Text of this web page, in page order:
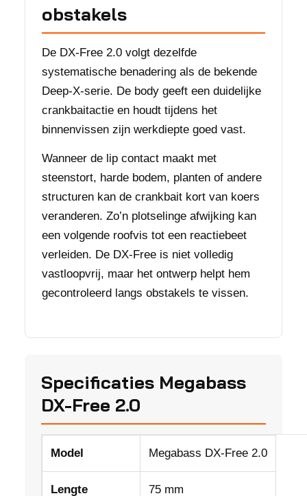
obstakels
De DX-Free 2.0 volgt dezelfde
systematische benadering als de bekende
Deep-X-serie. De body geeft een duidelijke
crankbaitactie en houdt tijdens het
binnenvissen zijn werkdiepte goed vast.
Wanneer de lip contact maakt met
steenstort, harde bodem, planten of andere
structuren kan de crankbait kort van koers
veranderen. Zo’n plotselinge afwijking kan
een volgende roofvis tot een reactiebeet
verleiden. De DX-Free is niet volledig
vastloopvrij, maar het ontwerp helpt hem
gecontroleerd langs obstakels te vissen.
Specificaties Megabass
DX-Free 2.0
Model Megabass DX-Free 2.0
Lengte 75 mm